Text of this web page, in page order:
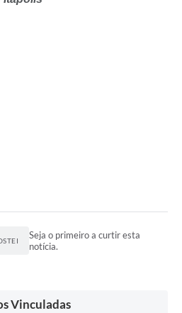
Seja o primeiro a curtir esta
notícia.
Vinculadas